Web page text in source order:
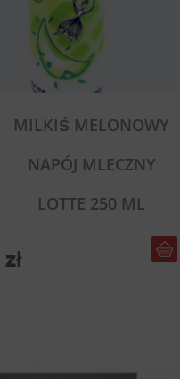
MILKIŚ MELONOWY
NAPÓJ MLECZNY
LOTTE 250 ML
zł